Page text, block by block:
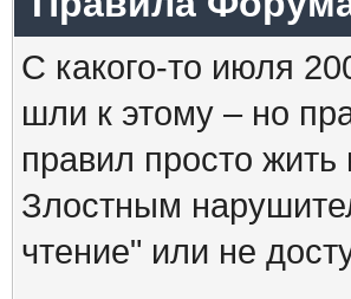
С какого-то июля
шли к этому – но
правил просто жить
Злостным
чтение" или не